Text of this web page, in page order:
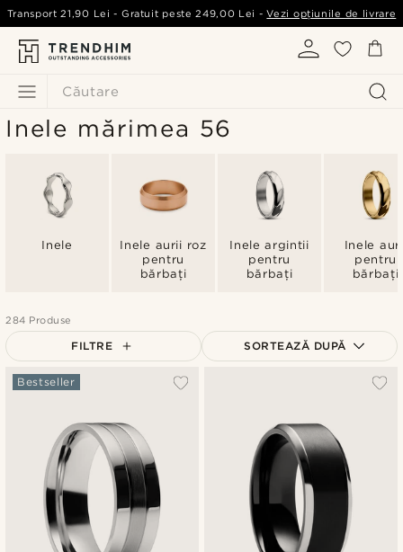
Căutare
Transport 21,90 Lei - Gratuit peste249,00 Lei -Vezi opțiunile de livrare
Inele mărimea 56
Inele
Inele aurii roz
pentru
bărbați
Inele argintii
pentru
bărbați
Inele
pentru
bărbați
284 Produse
FILTRE SORTEAZĂ DUPĂ
Preț crescător
Preț descrescător
Bestseller